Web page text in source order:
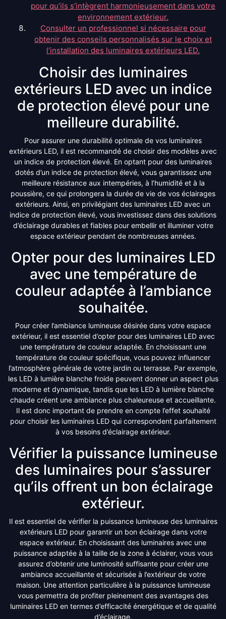
pour qu’ils s’intègrent harmonieusement dans votre
environnement extérieur.
Consulter un professionnel si nécessaire pour
obtenir des conseils personnalisés sur le choix et
l’installation des luminaires extérieurs LED.
Choisir des luminaires
extérieurs LED avec un indice
de protection élevé pour une
meilleure durabilité.
Pour assurer une durabilité optimale de vos luminaires
extérieurs LED, il est recommandé de choisir des modèles avec
un indice de protection élevé. En optant pour des luminaires
dotés d’un indice de protection élevé, vous garantissez une
meilleure résistance aux intempéries, à l’humidité et à la
poussière, ce qui prolongera la durée de vie de vos éclairages
extérieurs. Ainsi, en privilégiant des luminaires LED avec un
indice de protection élevé, vous investissez dans des solutions
d’éclairage durables et fiables pour embellir et illuminer votre
espace extérieur pendant de nombreuses années.
Opter pour des luminaires LED
avec une température de
couleur adaptée à l’ambiance
souhaitée.
Pour créer l’ambiance lumineuse désirée dans votre espace
extérieur, il est essentiel d’opter pour des luminaires LED avec
une température de couleur adaptée. En choisissant une
température de couleur spécifique, vous pouvez influencer
l’atmosphère générale de votre jardin ou terrasse. Par exemple,
les LED à lumière blanche froide peuvent donner un aspect plus
moderne et dynamique, tandis que les LED à lumière blanche
chaude créent une ambiance plus chaleureuse et accueillante.
Il est donc important de prendre en compte l’effet souhaité
pour choisir les luminaires LED qui correspondent parfaitement
à vos besoins d’éclairage extérieur.
Vérifier la puissance lumineuse
des luminaires pour s’assurer
qu’ils offrent un bon éclairage
extérieur.
Il est essentiel de vérifier la puissance lumineuse des luminaires
extérieurs LED pour garantir un bon éclairage dans votre
espace extérieur. En choisissant des luminaires avec une
puissance adaptée à la taille de la zone à éclairer, vous vous
assurez d’obtenir une luminosité suffisante pour créer une
ambiance accueillante et sécurisée à l’extérieur de votre
maison. Une attention particulière à la puissance lumineuse
vous permettra de profiter pleinement des avantages des
luminaires LED en termes d’efficacité énergétique et de qualité
d’éclairage.